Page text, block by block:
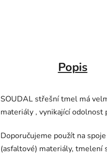
Popis
SOUDAL střešní tmel má
materiály , vynikající odolnost
Doporučujeme použít na
(asfaltové) materiály, tmelení